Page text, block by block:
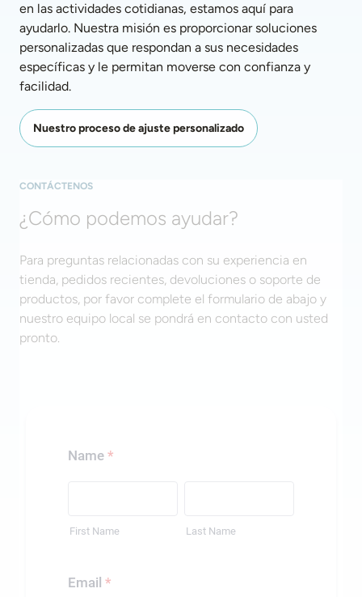
en las actividades cotidianas, estamos aquí para
ayudarlo. Nuestra misión es proporcionar soluciones
personalizadas que respondan a sus necesidades
específicas y le permitan moverse con confianza y
facilidad.
Nuestro proceso de ajuste personalizado
CONTÁCTENOS
¿Cómo podemos ayudar?
Para preguntas relacionadas con su experiencia en
tienda, pedidos recientes, devoluciones o soporte de
productos, por favor complete el formulario de abajo y
nuestro equipo local se pondrá en contacto con usted
pronto.